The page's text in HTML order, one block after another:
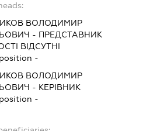
ВОЛОДИМИР
- ПРЕДСТАВНИК
ВІДСУТНІ
-
ВОЛОДИМИР
- КЕРІВНИК
-